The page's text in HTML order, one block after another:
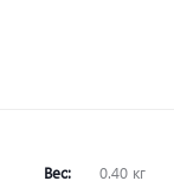
Вес:
0.40 кг